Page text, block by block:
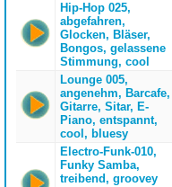
Hip-Hop 025,
abgefahren,
Glocken, Bläser,
Bongos, gelassene
Stimmung, cool
Lounge 005,
angenehm, Barcafe,
Gitarre, Sitar, E-
Piano, entspannt,
cool, bluesy
Electro-Funk-010,
Funky Samba,
treibend, groovey